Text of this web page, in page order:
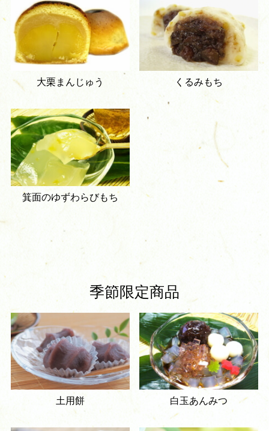
大栗まんじゅう くるみもち
箕面のゆずわらびもち
季節限定商品
土用餅 白玉あんみつ